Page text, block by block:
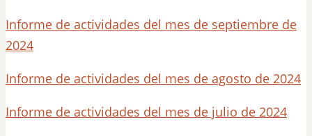
Informe de actividades del mes de septiembre de
2024
Informe de actividades del mes de agosto de 2024
Informe de actividades del mes de julio de 2024